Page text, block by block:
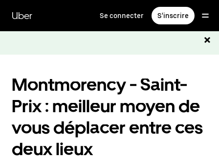
contenu
principal
Uber Se connecter S'inscrire
Montmorency - Saint-
Prix : meilleur moyen de
vous déplacer entre ces
deux lieux